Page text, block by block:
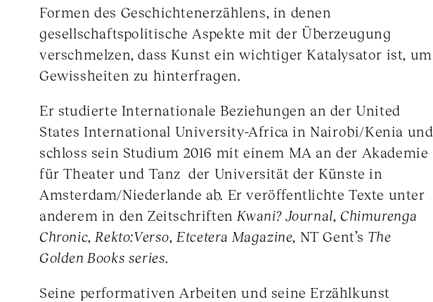
Formen des Geschichtenerzählens, in denen
gesellschaftspolitische Aspekte mit der Überzeugung
verschmelzen, dass Kunst ein wichtiger Katalysator ist, um
Gewissheiten zu hinterfragen.
Er studierte Internationale Beziehungen an der United
States International University-Africa in Nairobi/Kenia und
schloss sein Studium 2016 mit einem MA an der Akademie
für Theater und Tanz der Universität der Künste in
Amsterdam/Niederlande ab. Er veröffentlichte Texte unter
anderem in den Zeitschriften Kwani? Journal,Chimurenga
Chronic, Rekto:Verso, Etcetera Magazine, NT Gent’s The
Golden Books series.
Seine performativen Arbeiten und seine Erzählkunst